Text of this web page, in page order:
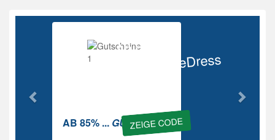
Ab 85%
BabyOnlineDress
ZEIGE CODE
AB 85% ... GUTSCHEIN
Vorherige